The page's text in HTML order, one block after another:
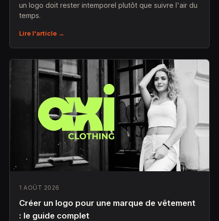
un logo doit rester intemporel plutôt que suivre l'air du
temps.
Lire l'article →
1 AOÛT 2026
Créer un logo pour une marque de vêtement
: le guide complet